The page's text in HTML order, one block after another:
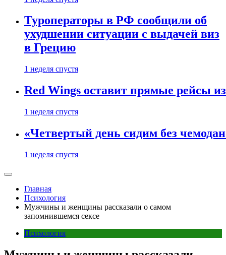
Туроператоры в РФ сообщили об
ухудшении ситуации с выдачей виз
в Грецию
1 неделя спустя
Red Wings оставит прямые рейсы
1 неделя спустя
«Четвертый день сидим без
1 неделя спустя
Главная
Психология
Мужчины и женщины рассказали о самом
запомнившемся сексе
Психология